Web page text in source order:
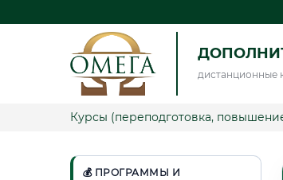
дистанционные
Курсы (переподготовка,
💰 ПРОГРАММЫ И